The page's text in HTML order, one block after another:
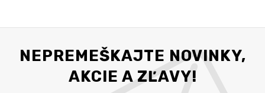
NEPREMEŠKAJTE NOVINKY,
AKCIE A ZĽAVY!